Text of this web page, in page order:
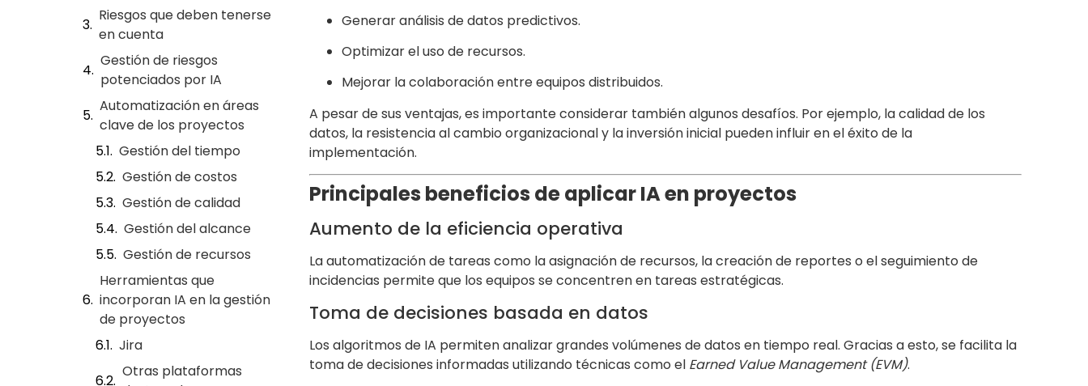
Riesgos que deben tenerse
en cuenta
Gestión de riesgos
potenciados por IA
Automatización en áreas
clave de los proyectos
Gestión del tiempo
Gestión de costos
Gestión de calidad
Gestión del alcance
Gestión de recursos
Herramientas que
incorporan IA en la gestión
de proyectos
Jira
Otras plataformas
Generar análisis de datos predictivos.
Optimizar el uso de recursos.
Mejorar la colaboración entre equipos distribuidos.
A pesar de sus ventajas, es importante considerar también algunos desafíos. Por ejemplo, la calidad de los
datos, la resistencia al cambio organizacional y la inversión inicial pueden influir en el éxito de la
implementación.
Principales beneficios de aplicar IA en proyectos
Aumento de la eficiencia operativa
La automatización de tareas como la asignación de recursos, la creación de reportes o el seguimiento de
incidencias permite que los equipos se concentren en tareas estratégicas.
Toma de decisiones basada en datos
Los algoritmos de IA permiten analizar grandes volúmenes de datos en tiempo real. Gracias a esto, se facilita la
toma de decisiones informadas utilizando técnicas como el Earned Value Management (EVM).